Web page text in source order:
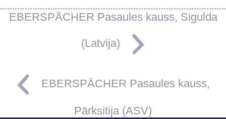
EBERSPÄCHER Pasaules kauss, Sigulda
(Latvija)
EBERSPÄCHER Pasaules kauss,
Pārksitija (ASV)